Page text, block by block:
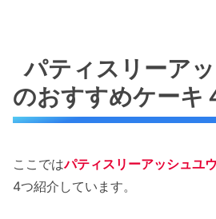
パティスリーア
のおすすめケーキ
ここではパティスリーアッシュユ
4つ紹介しています。